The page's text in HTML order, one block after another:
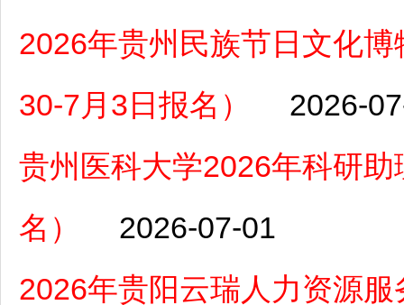
2026年贵州民族节日文化
30-7月3日报名）
2026-
贵州医科大学2026年科研
名）
2026-07-01
2026年贵阳云瑞人力资源